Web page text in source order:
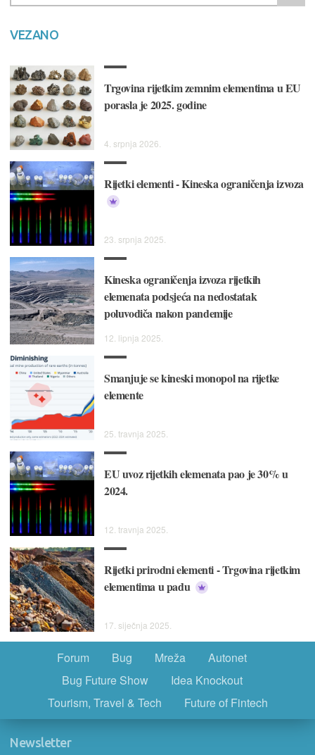
VEZANO
Trgovina rijetkim zemnim elementima u EU
porasla je 2025. godine
4. srpnja 2026.
Rijetki elementi - Kineska ograničenja izvoza
23. srpnja 2025.
Kineska ograničenja izvoza rijetkih
elemenata podsjeća na nedostatak
poluvodiča nakon pandemije
12. lipnja 2025.
Smanjuje se kineski monopol na rijetke
elemente
25. travnja 2025.
EU uvoz rijetkih elemenata pao je 30% u
2024.
12. travnja 2025.
Rijetki prirodni elementi - Trgovina rijetkim
elementima u padu
17. siječnja 2025.
Forum Bug Mreža
Autonet
Bug Future Show
Idea Knockout
Tourism, Travel & Tech
Future of Fintech
Newsletter